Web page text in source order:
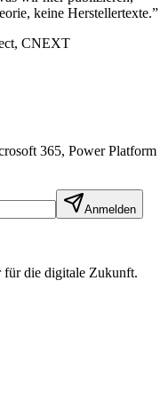
keine Herstellertexte.”
CNEXT
365, Power Platform
Anmelden
für die digitale Zukunft.